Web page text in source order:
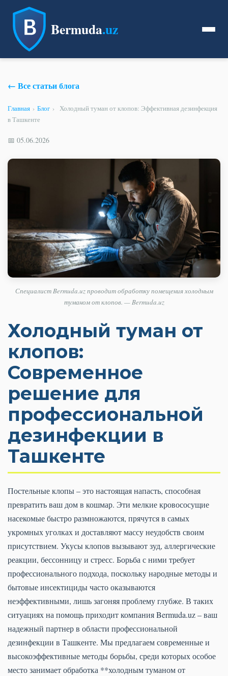
Bermuda.uz
← Все статьи блога
Главная › Блог ›
Холодный туман от клопов: Эффективная дезинфекция
в Ташкенте
📅 05.06.2026
Специалист Bermuda.uz проводит обработку помещения холодным
туманом от клопов. — Bermuda.uz
Холодный туман от
клопов:
Современное
решение для
профессиональной
дезинфекции в
Ташкенте
Постельные клопы – это настоящая напасть, способная
превратить ваш дом в кошмар. Эти мелкие кровососущие
насекомые быстро размножаются, прячутся в самых
укромных уголках и доставляют массу неудобств своим
присутствием. Укусы клопов вызывают зуд, аллергические
реакции, бессонницу и стресс. Борьба с ними требует
профессионального подхода, поскольку народные методы и
бытовые инсектициды часто оказываются
неэффективными, лишь загоняя проблему глубже. В таких
ситуациях на помощь приходит компания Bermuda.uz – ваш
надежный партнер в области профессиональной
дезинфекции в Ташкенте. Мы предлагаем современные и
высокоэффективные методы борьбы, среди которых особое
место занимает обработка **холодным туманом от